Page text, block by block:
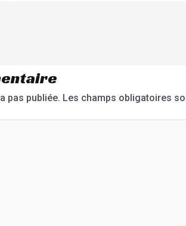
pas publiée. Les champs obligatoires